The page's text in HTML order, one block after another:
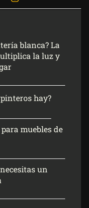
blanca? La
la luz y
hay?
muebles de
un